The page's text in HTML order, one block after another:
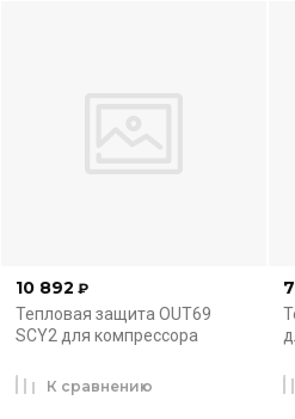
10 892 ₽
Тепловая защита OUT69
SCY2 для компрессора
К сравнению